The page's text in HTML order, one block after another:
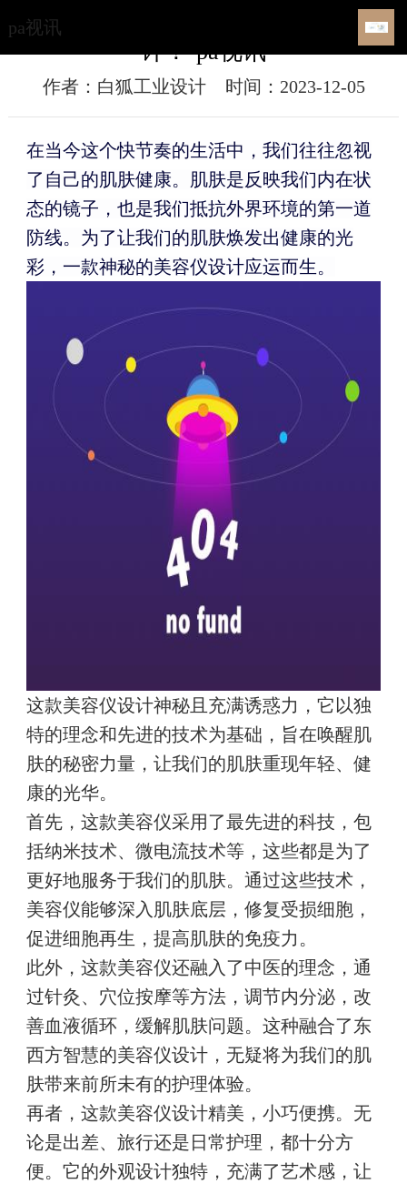
pa视讯
唤醒肌肤的秘密力量，神秘美容仪设
计！-pa视讯
作者：白狐工业设计 时间：2023-12-05
在当今这个快节奏的生活中，我们往往忽视
了自己的肌肤健康。肌肤是反映我们内在状
态的镜子，也是我们抵抗外界环境的第一道
防线。为了让我们的肌肤焕发出健康的光
彩，一款神秘的美容仪设计应运而生。
这款美容仪设计神秘且充满诱惑力，它以独
特的理念和先进的技术为基础，旨在唤醒肌
肤的秘密力量，让我们的肌肤重现年轻、健
康的光华。
首先，这款美容仪采用了最先进的科技，包
括纳米技术、微电流技术等，这些都是为了
更好地服务于我们的肌肤。通过这些技术，
美容仪能够深入肌肤底层，修复受损细胞，
促进细胞再生，提高肌肤的免疫力。
此外，这款美容仪还融入了中医的理念，通
过针灸、穴位按摩等方法，调节内分泌，改
善血液循环，缓解肌肤问题。这种融合了东
西方智慧的美容仪设计，无疑将为我们的肌
肤带来前所未有的护理体验。
再者，这款美容仪设计精美，小巧便携。无
论是出差、旅行还是日常护理，都十分方
便。它的外观设计独特，充满了艺术感，让